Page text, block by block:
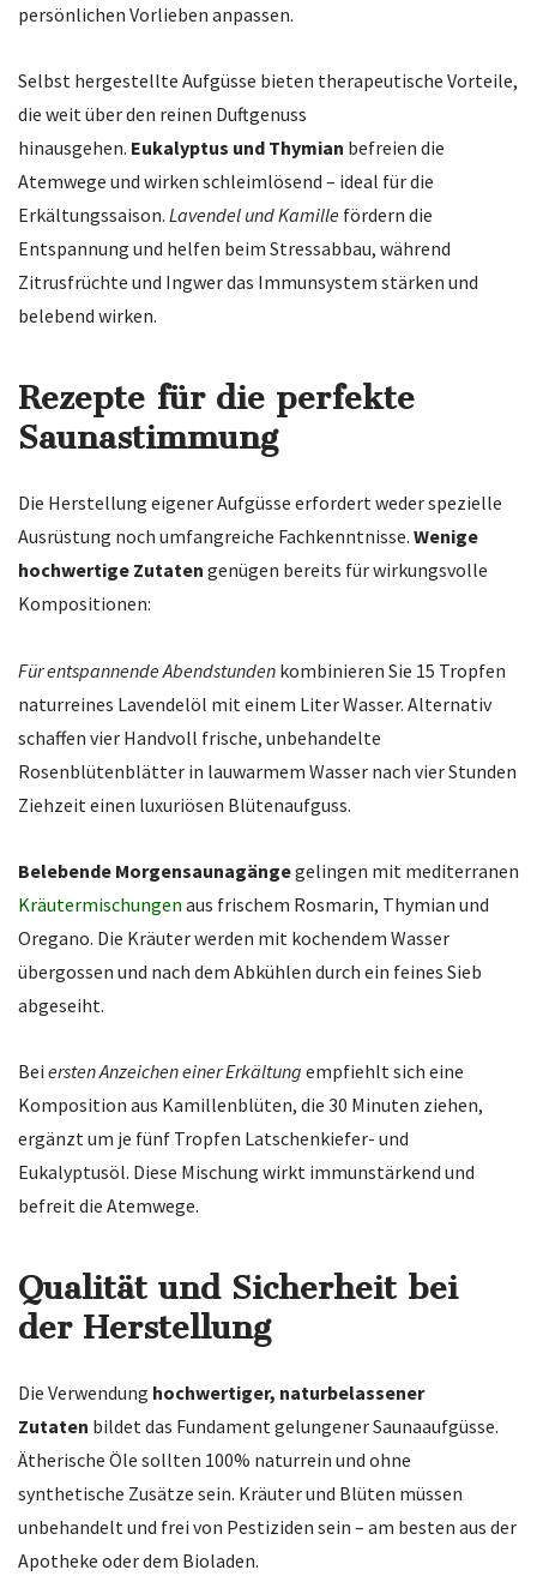
persönlichen Vorlieben anpassen.
Selbst hergestellte Aufgüsse bieten therapeutische Vorteile,
die weit über den reinen Duftgenuss
hinausgehen. Eukalyptus und Thymian befreien die
Atemwege und wirken schleimlösend – ideal für die
Erkältungssaison. Lavendel und Kamille fördern die
Entspannung und helfen beim Stressabbau, während
Zitrusfrüchte und Ingwer das Immunsystem stärken und
belebend wirken.
Rezepte für die perfekte
Saunastimmung
Die Herstellung eigener Aufgüsse erfordert weder spezielle
Ausrüstung noch umfangreiche Fachkenntnisse. Wenige
hochwertige Zutaten genügen bereits für wirkungsvolle
Kompositionen:
Für entspannende Abendstunden kombinieren Sie 15 Tropfen
naturreines Lavendelöl mit einem Liter Wasser. Alternativ
schaffen vier Handvoll frische, unbehandelte
Rosenblütenblätter in lauwarmem Wasser nach vier Stunden
Ziehzeit einen luxuriösen Blütenaufguss.
Belebende Morgensaunagängegelingen mit mediterranen
Kräutermischungen aus frischem Rosmarin, Thymian und
Oregano. Die Kräuter werden mit kochendem Wasser
übergossen und nach dem Abkühlen durch ein feines Sieb
abgeseiht.
Bei ersten Anzeichen einer Erkältung empfiehlt sich eine
Komposition aus Kamillenblüten, die 30 Minuten ziehen,
ergänzt um je fünf Tropfen Latschenkiefer- und
Eukalyptusöl. Diese Mischung wirkt immunstärkend und
befreit die Atemwege.
Qualität und Sicherheit bei
der Herstellung
Die Verwendung hochwertiger, naturbelassener
Zutaten bildet das Fundament gelungener Saunaaufgüsse.
Ätherische Öle sollten 100% naturrein und ohne
synthetische Zusätze sein. Kräuter und Blüten müssen
unbehandelt und frei von Pestiziden sein – am besten aus der
Apotheke oder dem Bioladen.